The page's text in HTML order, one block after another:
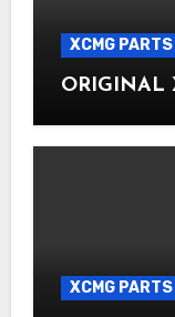
XCMG PARTS
ORIGINAL
XCMG PARTS